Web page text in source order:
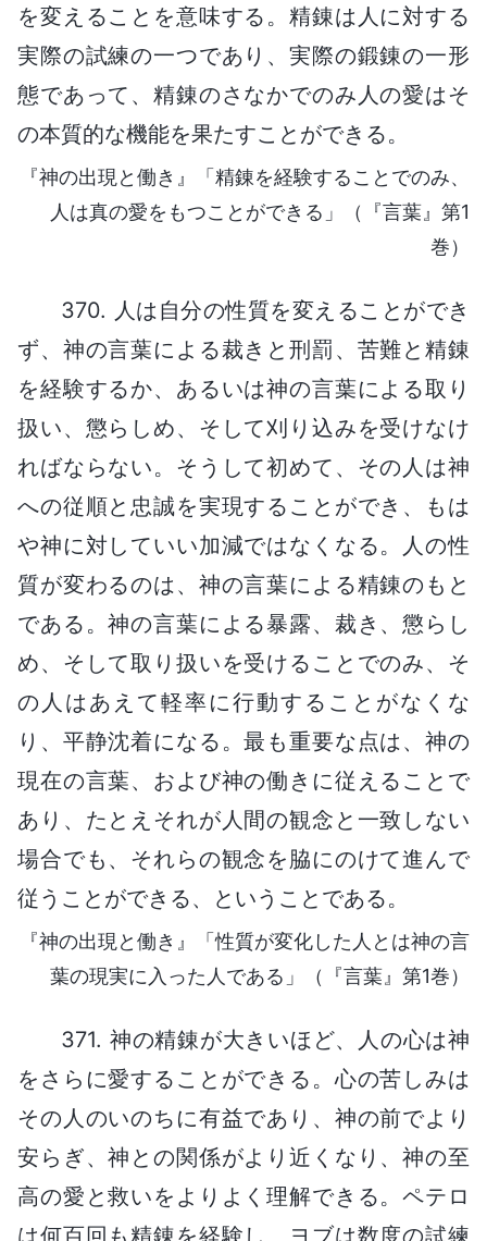
を変えることを意味する。精錬は人に対する
実際の試練の一つであり、実際の鍛錬の一形
態であって、精錬のさなかでのみ人の愛はそ
の本質的な機能を果たすことができる。
『神の出現と働き』「精錬を経験することでのみ、
人は真の愛をもつことができる」（『言葉』第1
巻）
370. 人は自分の性質を変えることができ
ず、神の言葉による裁きと刑罰、苦難と精錬
を経験するか、あるいは神の言葉による取り
扱い、懲らしめ、そして刈り込みを受けなけ
ればならない。そうして初めて、その人は神
への従順と忠誠を実現することができ、もは
や神に対していい加減ではなくなる。人の性
質が変わるのは、神の言葉による精錬のもと
である。神の言葉による暴露、裁き、懲らし
め、そして取り扱いを受けることでのみ、そ
の人はあえて軽率に行動することがなくな
り、平静沈着になる。最も重要な点は、神の
現在の言葉、および神の働きに従えることで
あり、たとえそれが人間の観念と一致しない
場合でも、それらの観念を脇にのけて進んで
従うことができる、ということである。
『神の出現と働き』「性質が変化した人とは神の言
葉の現実に入った人である」（『言葉』第1巻）
371. 神の精錬が大きいほど、人の心は神
をさらに愛することができる。心の苦しみは
その人のいのちに有益であり、神の前でより
安らぎ、神との関係がより近くなり、神の至
高の愛と救いをよりよく理解できる。ペテロ
は何百回も精錬を経験し、ヨブは数度の試練